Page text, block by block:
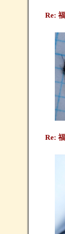
Re:
Re: